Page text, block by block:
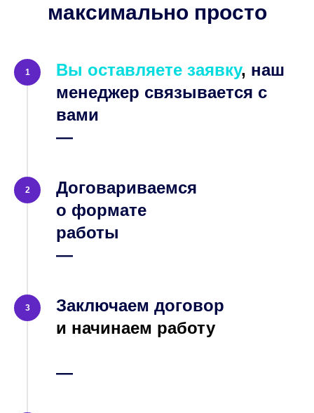
максимально просто
1 Вы оставляете заявку, наш
менеджер связывается с
вами
—
2
Договариваемся
о формате
работы
—
3
Заключаем договор
и начинаем работу
—